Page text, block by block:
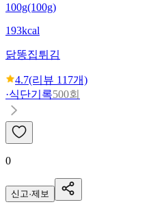
100g(100g)
193kcal
닭똥집튀김
4.7(리뷰 117개)
·식단기록500회
0
신고·제보